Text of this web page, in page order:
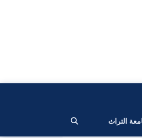
التراث